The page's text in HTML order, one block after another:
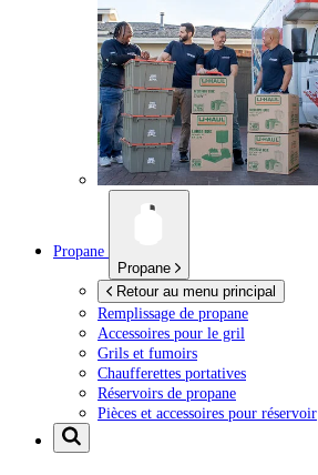
Propane
Propane
Retour au menu principal
Remplissage de propane
Accessoires pour le gril
Grils et fumoirs
Chaufferettes portatives
Réservoirs de propane
Pièces et accessoires pour réservoir